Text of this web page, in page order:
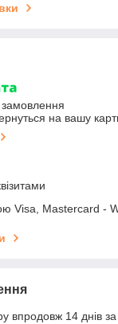
на вашу
Visa, Mastercard -
впродовж 14 днів